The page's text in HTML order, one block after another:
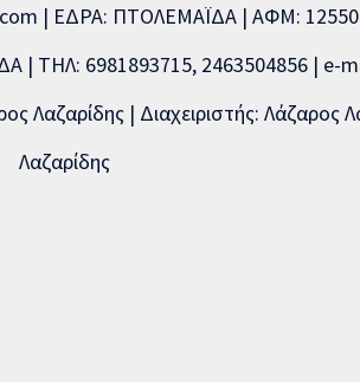
| ΕΔΡΑ: ΠΤΟΛΕΜΑΪΔΑ | ΑΦΜ:
ΤΗΛ: 6981893715, 2463504856 | e-
| Διαχειριστής: Λάζαρος
Λαζαρίδης